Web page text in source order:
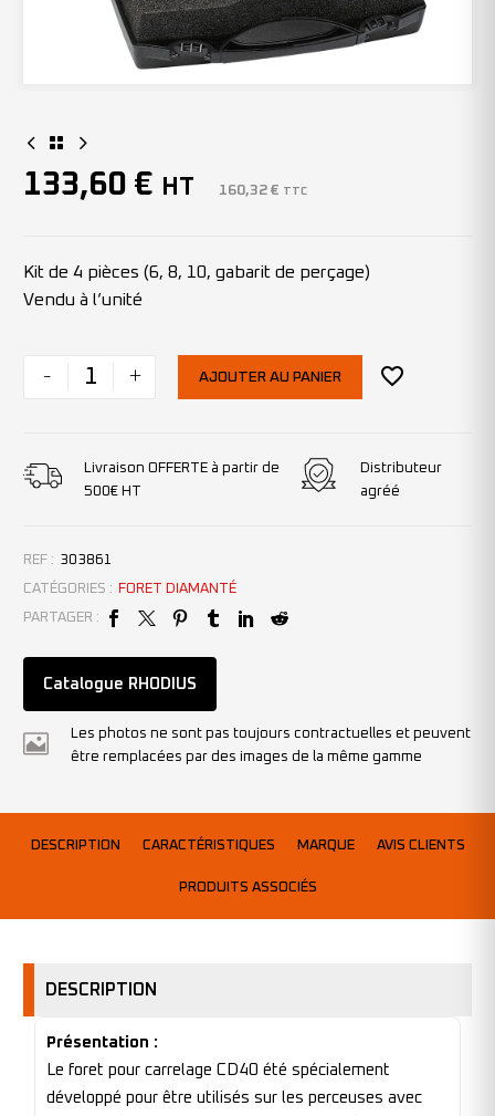
133,60 € HT 160,32 € TTC
Kit de 4 pièces (6, 8, 10, gabarit de perçage)
Vendu à l’unité
- + AJOUTER AU PANIER
Livraison OFFERTE à partir de
500€ HT
Distributeur
agréé
REF : 303861
CATÉGORIES :
FORET DIAMANTÉ
PARTAGER :
Catalogue RHODIUS
Les photos ne sont pas toujours contractuelles et peuvent
être remplacées par des images de la même gamme
DESCRIPTION CARACTÉRISTIQUES MARQUE AVIS CLIENTS
PRODUITS ASSOCIÉS
DESCRIPTION
Présentation :
Le foret pour carrelage CD40 été spécialement
développé pour être utilisés sur les perceuses avec